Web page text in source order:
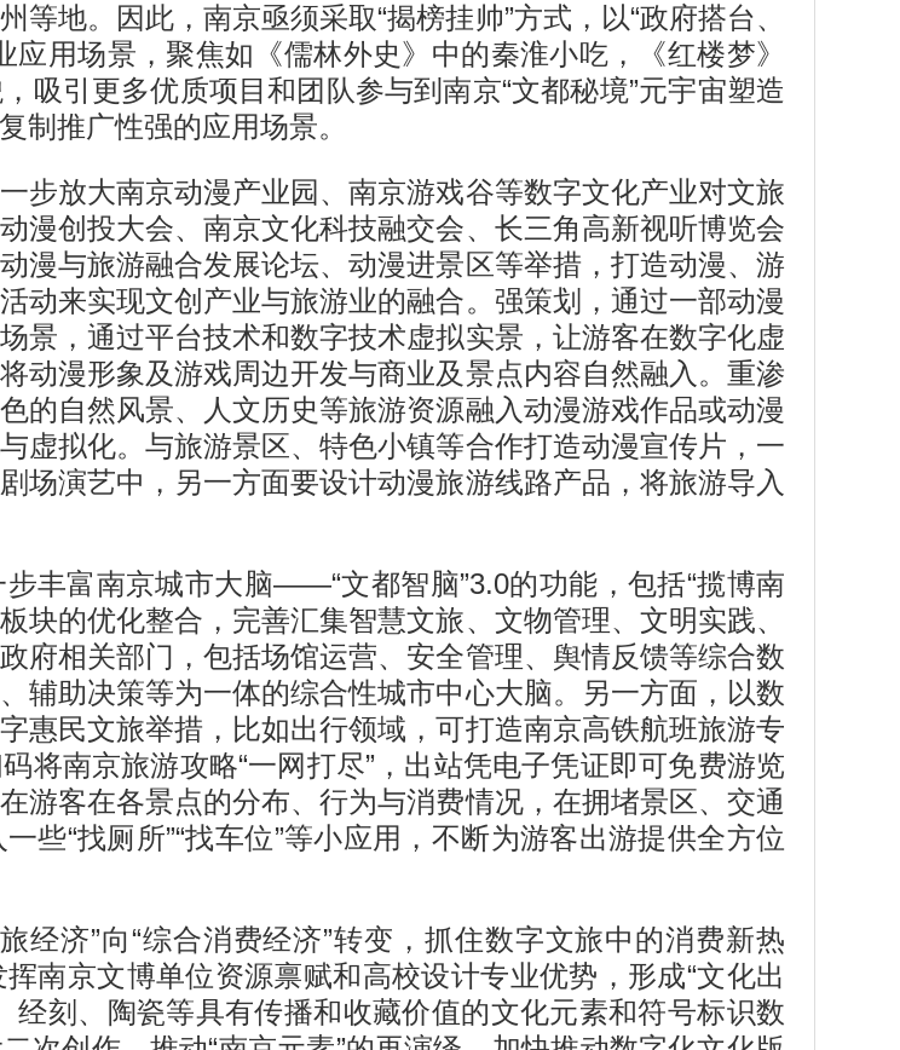
地。因此，南京亟须采取“揭榜挂帅”方式，以“政府搭台、
用场景，聚焦如《儒林外史》中的秦淮小吃，《红楼梦》
吸引更多优质项目和团队参与到南京“文都秘境”元宇宙塑造
制推广性强的应用场景。
步放大南京动漫产业园、南京游戏谷等数字文化产业对文旅
漫创投大会、南京文化科技融交会、长三角高新视听博览会
漫与旅游融合发展论坛、动漫进景区等举措，打造动漫、游
动来实现文创产业与旅游业的融合。强策划，通过一部动漫
景，通过平台技术和数字技术虚拟实景，让游客在数字化虚
动漫形象及游戏周边开发与商业及景点内容自然融入。重渗
的自然风景、人文历史等旅游资源融入动漫游戏作品或动漫
虚拟化。与旅游景区、特色小镇等合作打造动漫宣传片，一
场演艺中，另一方面要设计动漫旅游线路产品，将旅游导入
丰富南京城市大脑——“文都智脑”3.0的功能，包括“揽博南
块的优化整合，完善汇集智慧文旅、文物管理、文明实践、
府相关部门，包括场馆运营、安全管理、舆情反馈等综合数
辅助决策等为一体的综合性城市中心大脑。另一方面，以数
惠民文旅举措，比如出行领域，可打造南京高铁航班旅游专
将南京旅游攻略“一网打尽”，出站凭电子凭证即可免费游览
游客在各景点的分布、行为与消费情况，在拥堵景区、交通
些“找厕所”“找车位”等小应用，不断为游客出游提供全方位
经济”向“综合消费经济”转变，抓住数字文旅中的消费新热
南京文博单位资源禀赋和高校设计专业优势，形成“文化出
经刻、陶瓷等具有传播和收藏价值的文化元素和符号标识数